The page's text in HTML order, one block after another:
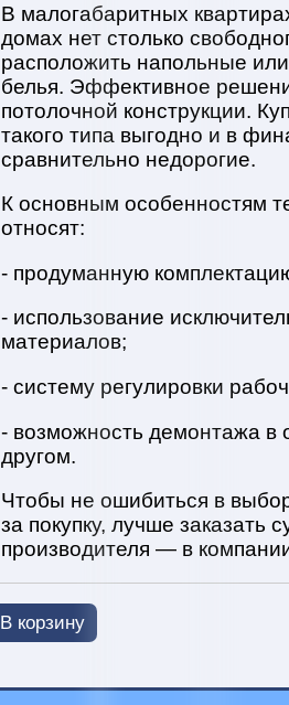
В малогабаритных
домах нет столько
расположить напольные
белья. Эффективное
потолочной конструкции.
такого типа выгодно и в
сравнительно недорогие.
К основным особенностям
относят:
- продуманную
- использование
материалов;
- систему регулировки
- возможность демонтажа в
другом.
Чтобы не ошибиться в
за покупку, лучше заказать
производителя — в
В корзину